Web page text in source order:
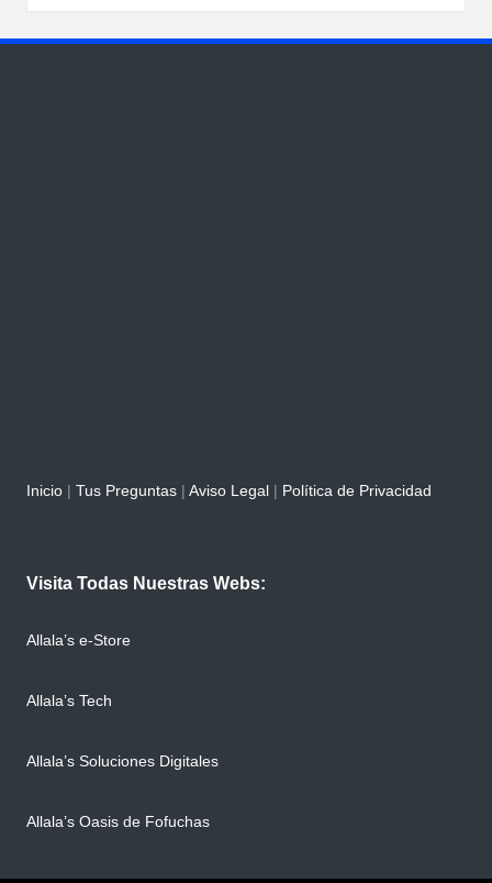
Inicio Tus Preguntas Aviso Legal Política de Privacidad
Visita Todas Nuestras Webs:
Allala’s e-Store
Allala’s Tech
Allala’s Soluciones Digitales
Allala’s Oasis de Fofuchas